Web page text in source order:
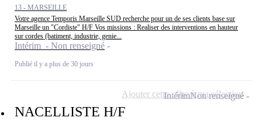
13 - MARSEILLE
Votre agence Temporis Marseille SUD recherche pour un de ses clients base sur
Marseille un "Cordiste" H/F Vos missions : Realiser des interventions en hauteur
sur cordes (batiment, industrie, genie...
Intérim - Non renseigné
Publié il y a plus de 30 jours
NACELLISTE H/F
IntérimNon renseigné
Ajouter cette offre à ma sélection